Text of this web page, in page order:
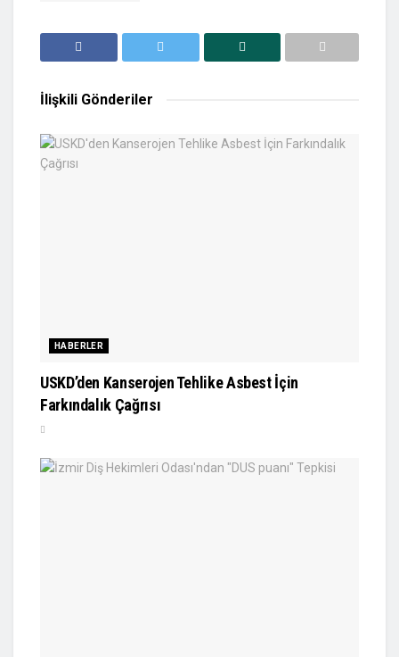
İlişkili Gönderiler
HABERLER
USKD’den Kanserojen Tehlike Asbest İçin
Farkındalık Çağrısı